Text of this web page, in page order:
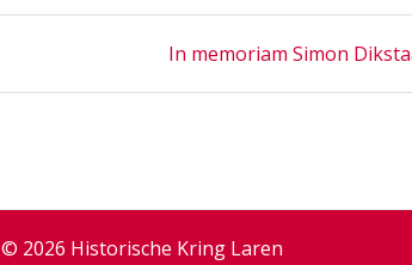
KB66 'Wie, wat, waar?'Boer,…
Next
In memoriam Simon
© 2026 Historische Kring Laren